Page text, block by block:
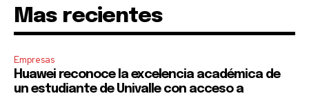
Mas recientes
Empresas
Huawei reconoce la excelencia académica de
un estudiante de Univalle con acceso a